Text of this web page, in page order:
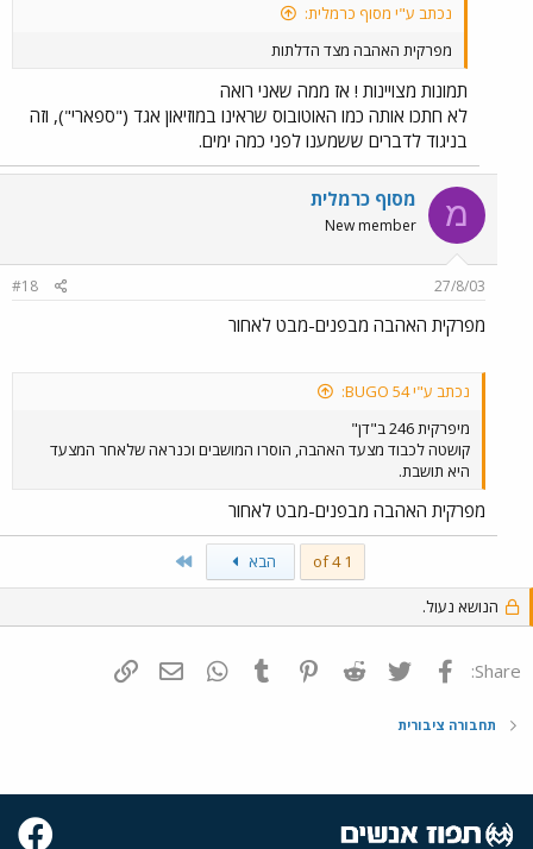
נכתב ע"י מסוף כרמלית:
מפרקית האהבה מצד הדלתות
תמונות מצויינות ! אז ממה שאני רואה
לא חתכו אותה כמו האוטובוס שראינו במוזיאון אגד ("ספארי"), וזה
בניגוד לדברים ששמענו לפני כמה ימים.
מ מסוף כרמלית
New member
27/8/03
#18
מפרקית האהבה מבפנים-מבט לאחור
נכתב ע"י BUGO 54:
מיפרקית 246 ב"דן"
קושטה לכבוד מצעד האהבה, הוסרו המושבים וכנראה שלאחר המצעד
היא תושבת.
מפרקית האהבה מבפנים-מבט לאחור
1 of 4 הבא
הנושא נעול.
Share: פייסבוק Twitter
Reddit
Pinterest
Tumblr
WhatsAppדואר אלקטרוני
תחבורה ציבורית